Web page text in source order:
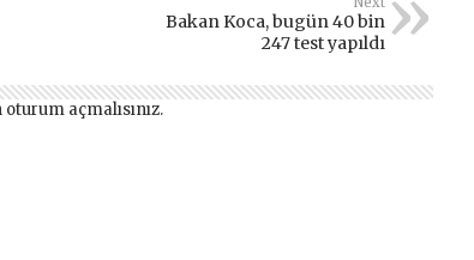
Bakan Koca, bugün 40 bin
247 test yapıldı
oturum açmalısınız.